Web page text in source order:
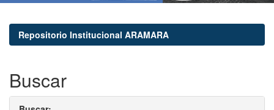
Repositorio Institucional ARAMARA
Buscar